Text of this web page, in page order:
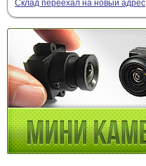
Склад переехал на новый адрес